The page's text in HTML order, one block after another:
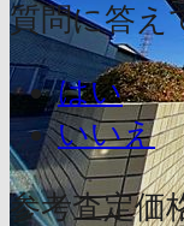
質問に答え
はい
いいえ
参考査定価